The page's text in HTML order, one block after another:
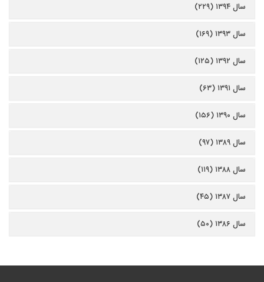
سال ۱۳۹۴ (۲۲۹)
سال ۱۳۹۳ (۱۶۹)
سال ۱۳۹۲ (۱۲۵)
سال ۱۳۹۱ (۶۳)
سال ۱۳۹۰ (۱۵۶)
سال ۱۳۸۹ (۹۷)
سال ۱۳۸۸ (۱۱۹)
سال ۱۳۸۷ (۴۵)
سال ۱۳۸۶ (۵۰)